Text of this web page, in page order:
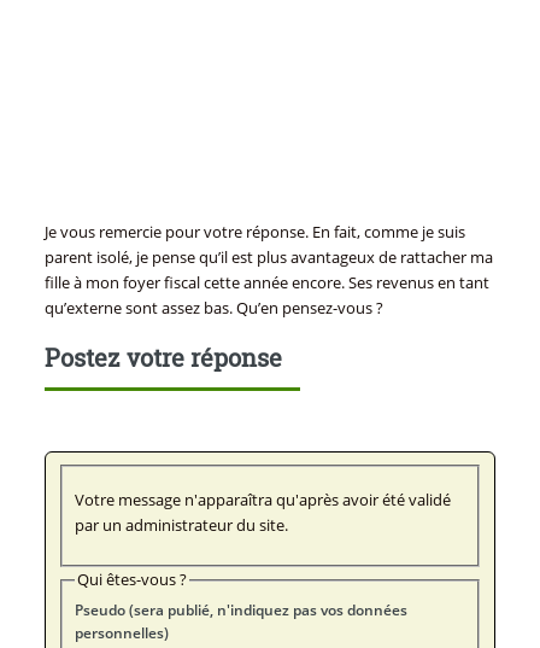
Je vous remercie pour votre réponse. En fait, comme je suis
parent isolé, je pense qu’il est plus avantageux de rattacher ma
fille à mon foyer fiscal cette année encore. Ses revenus en tant
qu’externe sont assez bas. Qu’en pensez-vous ?
Postez votre réponse
Votre message n'apparaîtra qu'après avoir été validé
par un administrateur du site.
Qui êtes-vous ?
Pseudo (sera publié, n'indiquez pas vos données
personnelles)